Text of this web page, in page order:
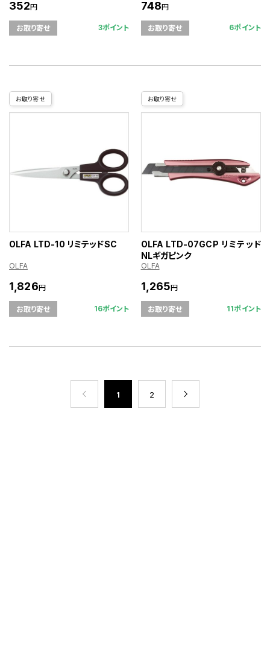
352円
お取り寄せ 3ポイント
748円
お取り寄せ 6ポイント
お取り寄せ
OLFA LTD-10 リミテッドSC
OLFA
1,826円
お取り寄せ 16ポイント
お取り寄せ
OLFA LTD-07GCP リミテッド
NLギガピンク
OLFA
1,265円
お取り寄せ 11ポイント
1 2